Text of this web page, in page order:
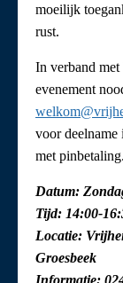
moeilijk
rust.
In verband met
evenement
voor deelname
met pinbetaling.
Datum:
Tijd: 14:00-
Locatie:
Groesbeek
Informatie: